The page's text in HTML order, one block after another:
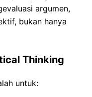
argumen,
bukan hanya
Thinking
untuk: